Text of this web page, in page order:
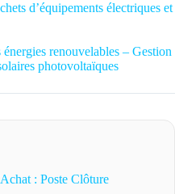
d’équipements électriques et
renouvelables – Gestion
photovoltaïques
: Poste Clôture